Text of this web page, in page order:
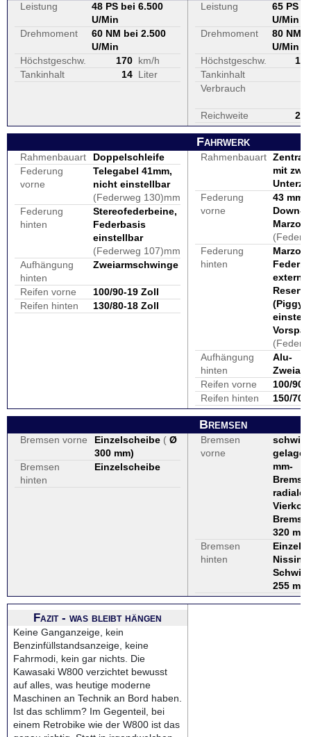
Leistung
48 PS bei 6.500
U/Min
Drehmoment
60 NM bei 2.500
U/Min
Höchstgeschw.
170 km/h
Tankinhalt
14 Liter
Leistung
65 PS
U/Min
Drehmoment
80 NM
U/Min
Höchstgeschw.
180
Tankinhalt
Verbrauch
Reichweite 293
Fahrwerk
Rahmenbauart
Doppelschleife
Federung
vorne
Telegabel 41mm,
nicht einstellbar
(Federweg 130)mm
Federung
hinten
Stereofederbeine,
Federbasis
einstellbar
(Federweg 107)mm
Aufhängung
hinten
Zweiarmschwinge
Reifen vorne
100/90-19 Zoll
Reifen hinten
130/80-18 Zoll
Rahmenbauart
mit zwei
Federung
vorne
43 mm
Down-
Federung
hinten
(Piggy
Aufhängung
hinten
Alu-
Reifen vorne
100/90-
Reifen hinten
150/70
Bremsen
Bremsen vorne Einzelscheibe ( Ø
300 mm)
Bremsen
hinten
Einzelscheibe
Bremsen
vorne
mm-
radialer
320 mm
Bremsen
hinten
Nissin
255 mm
Fazit - was bleibt hängen
Keine Ganganzeige, kein
Benzinfüllstandsanzeige, keine
Fahrmodi, kein gar nichts. Die
Kawasaki W800 verzichtet bewusst
auf alles, was heutige moderne
Maschinen an Technik an Bord haben.
Ist das schlimm? Im Gegenteil, bei
einem Retrobike wie der W800 ist das